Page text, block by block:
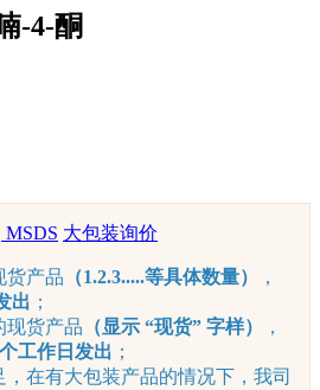
-4-酮
MSDS 大包装询价
货产品 （1.2.3.....等具体数量）
，
出 ；
现货产品 （显示 “现货” 字样）
，
工作日发出 ；
在有大包装产品的情况下，我司